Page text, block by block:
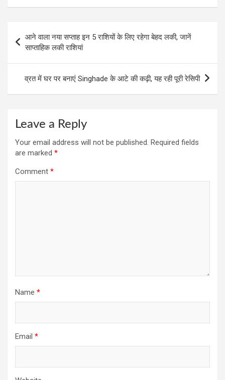
navigation
आने वाला नया सप्ताह इन 5 राशियों के लिए रहेगा बेहद लकी, जानें
साप्ताहिक लकी राशियां
व्रत में घर पर बनाएं Singhade के आटे की कढ़ी, यह रही पूरी रेसिपी
Leave a Reply
Your email address will not be published. Required fields
are marked *
Comment *
Name *
Email *